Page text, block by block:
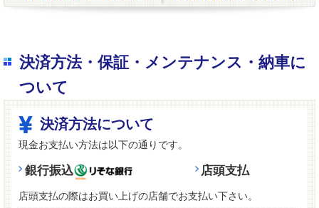
決済方法・保証・メンテナンス・納車に
ついて
決済方法について
現金お支払い方法は以下の通りです。
銀行振込 店頭支払
店頭支払の際はお買い上げの店舗でお支払い下さい。